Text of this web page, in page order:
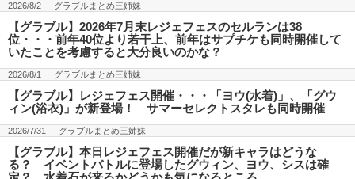
2026/8/2 グラブルまとめ三姉妹
【グラブル】2026年7月末レジェフェスのセルランは38
位・・・前年40位より若干上、前年はサプチケも同時開催して
いたことを考慮すると大分良いのかな？
2026/8/1 グラブルまとめ三姉妹
【グラブル】レジェフェス開催・・・「ヨウ(水着)」、「グウ
ィン(浴衣)」が新登場！ サマーセレクトスタレも同時開催
2026/7/31 グラブルまとめ三姉妹
【グラブル】本日レジェフェス開催だが新キャラはどうな
る？ イベントバトルに登場したグウィン、ヨウ、シスは確